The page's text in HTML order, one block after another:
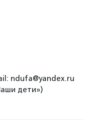
ndufa@yandex.ru
дети»)